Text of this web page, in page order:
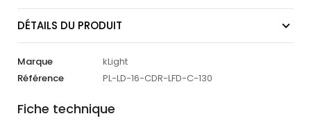
DÉTAILS DU PRODUIT
Marque
kLight
Référence
PL-LD-16-CDR-LFD-C-130
Fiche technique